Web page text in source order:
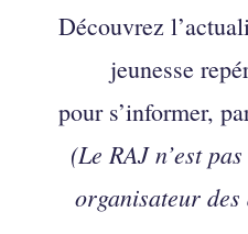
Découvrez
jeunesse
pour s’informer,
(Le RAJ n’est
organisateur